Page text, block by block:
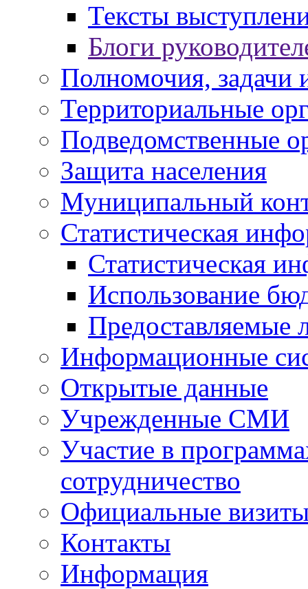
Тексты
Блоги
Полномочия, задачи
Территориальные
Подведомственные
Защита населения
Муниципальный
Статистическая
Статистическая
Использование
Предоставляемые
Информационные
Открытые данные
Учрежденные СМИ
Участие в
сотрудничество
Официальные
Контакты
Информация